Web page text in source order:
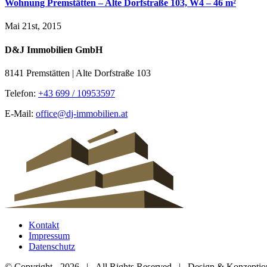
Wohnung Premstätten – Alte Dorfstraße 103, W4 – 46 m²
Mai 21st, 2015
D&J Immobilien GmbH
8141 Premstätten | Alte Dorfstraße 103
Telefon: +43 699 / 10953597
E-Mail: office@dj-immobilien.at
Kontakt
Impressum
Datenschutz